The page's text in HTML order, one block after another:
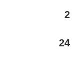
2
24